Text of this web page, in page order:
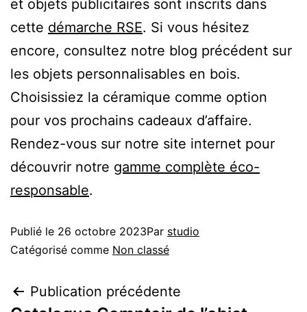
et objets publicitaires sont inscrits dans
cette démarche RSE. Si vous hésitez
encore, consultez notre blog précédent sur
les objets personnalisables en bois.
Choisissiez la céramique comme option
pour vos prochains cadeaux d’affaire.
Rendez-vous sur notre site internet pour
découvrir notre gamme complète éco-
responsable.
Publié le 26 octobre 2023Par studio
Catégorisé comme Non classé
Publication précédente